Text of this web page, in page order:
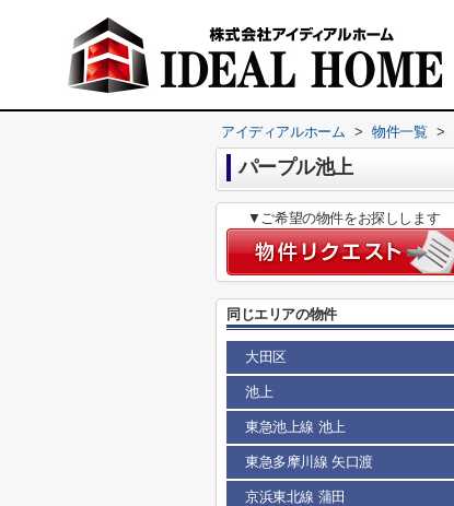
アイディアルホーム > 物件一覧 >
パープル池上
▼ご希望の物件をお探しします
同じエリアの物件
大田区
池上
東急池上線 池上
東急多摩川線 矢口渡
京浜東北線 蒲田